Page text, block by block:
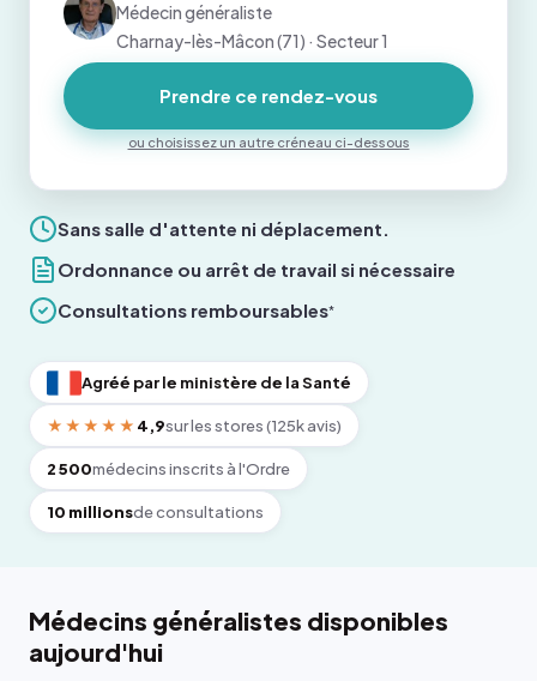
Sans salle d'attente ni déplacement.
Ordonnance ou arrêt de travail si nécessaire
Consultations remboursables*
Agréé par le ministère de la Santé
★★★★★ 4,9sur les stores (125k avis)
2 500médecins inscrits à l'Ordre
10 millionsde consultations
Médecin généraliste
Charnay-lès-Mâcon (71) · Secteur 1
Prendre ce rendez-vous
ou choisissez un autre créneau ci-dessous
Médecins généralistes disponibles
aujourd'hui